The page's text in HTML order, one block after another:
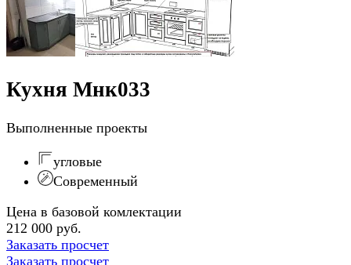
Кухня Мнк033
Выполненные проекты
угловые
Современный
Цена в базовой комлектации
212 000 руб.
Заказать просчет
Заказать просчет